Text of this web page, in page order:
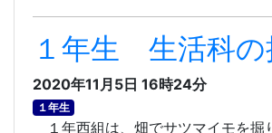
１年生 生活科の
2020年11月5日 16時24分
１年生
１年西組は、畑でサツマイモを掘